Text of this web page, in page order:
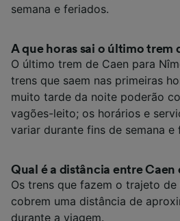
semana e feriados.
A que horas sai o último trem
O último trem de Caen para
trens que saem nas primeiras
muito tarde da noite poderão
vagões-leito; os horários e
variar durante fins de semana e
Qual é a distância entre Caen
Os trens que fazem o trajeto de
cobrem uma distância de
durante a viagem.